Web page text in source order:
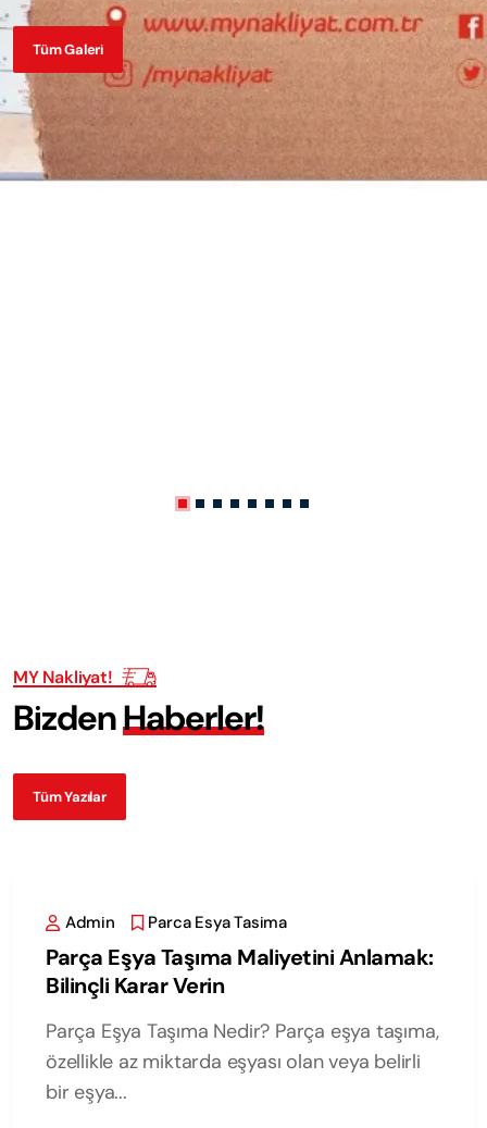
Tüm Galeri
MY Nakliyat!
BizdenHaberler!
Tüm Yazılar
Admin Parca Esya Tasima
Parça Eşya Taşıma Maliyetini Anlamak:
Bilinçli Karar Verin
Parça Eşya Taşıma Nedir? Parça eşya taşıma,
özellikle az miktarda eşyası olan veya belirli
bir eşya...